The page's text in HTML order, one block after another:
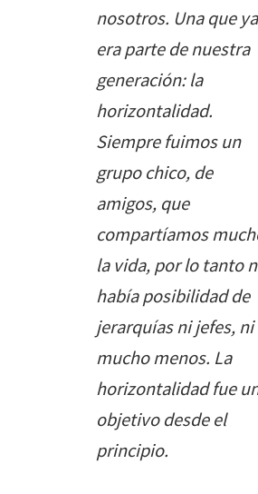
nosotros. Una que ya
era parte de nuestra
generación: la
horizontalidad.
Siempre fuimos un
grupo chico, de
amigos, que
compartíamos
la vida, por lo tanto
había posibilidad de
jerarquías ni jefes, ni
mucho menos. La
horizontalidad fue
objetivo desde el
principio.